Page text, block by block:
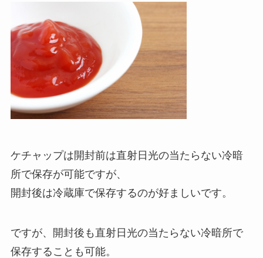
ケチャップは開封前は直射日光の当たらない冷暗
所で保存が可能ですが、
開封後は冷蔵庫で保存するのが好ましいです。
ですが、開封後も直射日光の当たらない冷暗所で
保存することも可能。